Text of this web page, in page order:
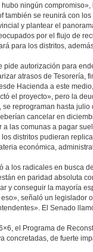
ningún
también se reunirá con
y plantear el
por el flujo de
para los distritos,
pide autorización para
atrasos de
Hacienda a este
el proyecto», pero la
se reprograman hasta
cancelar en
las comunas a pagar
distritos pudieran
económica,
a los radicales en busca
en paridad absoluta
y conseguir la mayoría
señaló un
El Senado
el Programa de
concretadas, de fuerte